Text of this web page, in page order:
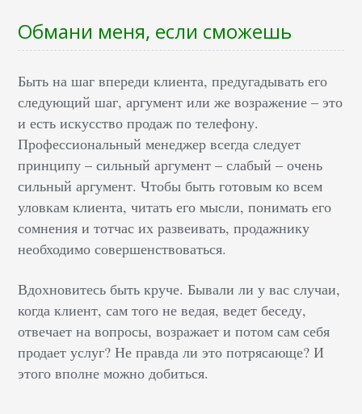
Обмани меня, если сможешь
Быть на шаг впереди клиента, предугадывать его
следующий шаг, аргумент или же возражение – это
и есть искусство продаж по телефону.
Профессиональный менеджер всегда следует
принципу – сильный аргумент – слабый – очень
сильный аргумент. Чтобы быть готовым ко всем
уловкам клиента, читать его мысли, понимать его
сомнения и тотчас их развеивать, продажнику
необходимо совершенствоваться.
Вдохновитесь быть круче. Бывали ли у вас случаи,
когда клиент, сам того не ведая, ведет беседу,
отвечает на вопросы, возражает и потом сам себя
продает услуг? Не правда ли это потрясающе? И
этого вполне можно добиться.